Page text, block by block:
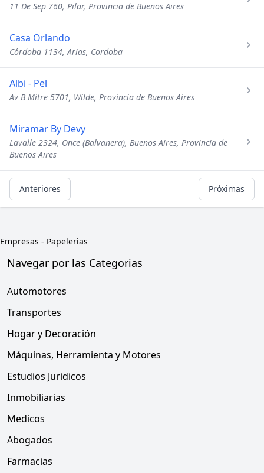
11 De Sep 760, Pilar, Provincia de Buenos Aires
Casa Orlando
Córdoba 1134, Arias, Cordoba
Albi - Pel
Av B Mitre 5701, Wilde, Provincia de Buenos Aires
Miramar By Devy
Lavalle 2324, Once (Balvanera), Buenos Aires, Provincia de
Buenos Aires
Anteriores Próximas
Empresas - Papelerias
Navegar por las Categorias
Automotores
Transportes
Hogar y Decoración
Máquinas, Herramienta y Motores
Estudios Juridicos
Inmobiliarias
Medicos
Abogados
Farmacias